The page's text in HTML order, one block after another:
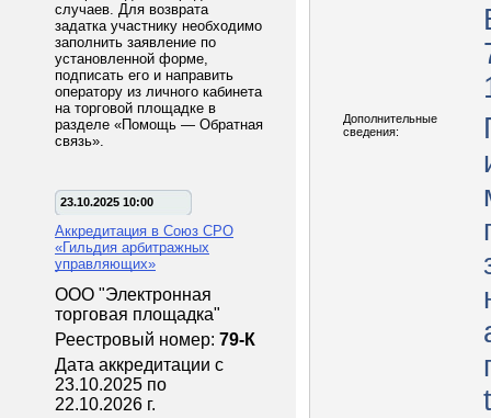
случаев. Для возврата
задатка участнику необходимо
заполнить заявление по
установленной форме,
подписать его и направить
оператору из личного кабинета
на торговой площадке в
разделе «Помощь — Обратная
связь».
23.10.2025 10:00
Аккредитация в Союз СРО
«Гильдия арбитражных
управляющих»
ООО "Электронная
торговая площадка"
Реестровый номер: 79-К
Дата аккредитации с
23.10.2025 по
22.10.2026 г.
Дополнительные
сведения: